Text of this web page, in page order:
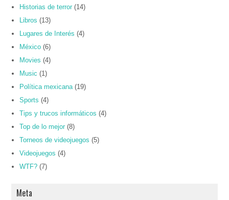
Historias de terror (14)
Libros (13)
Lugares de Interés (4)
México (6)
Movies (4)
Music (1)
Política mexicana (19)
Sports (4)
Tips y trucos informáticos (4)
Top de lo mejor (8)
Torneos de videojuegos (5)
Videojuegos (4)
WTF? (7)
Meta